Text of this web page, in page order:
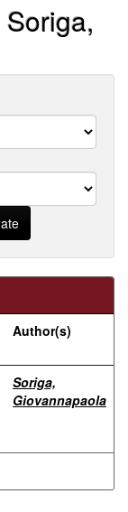
Soriga,
Author(s)
Soriga,
Giovannapaola